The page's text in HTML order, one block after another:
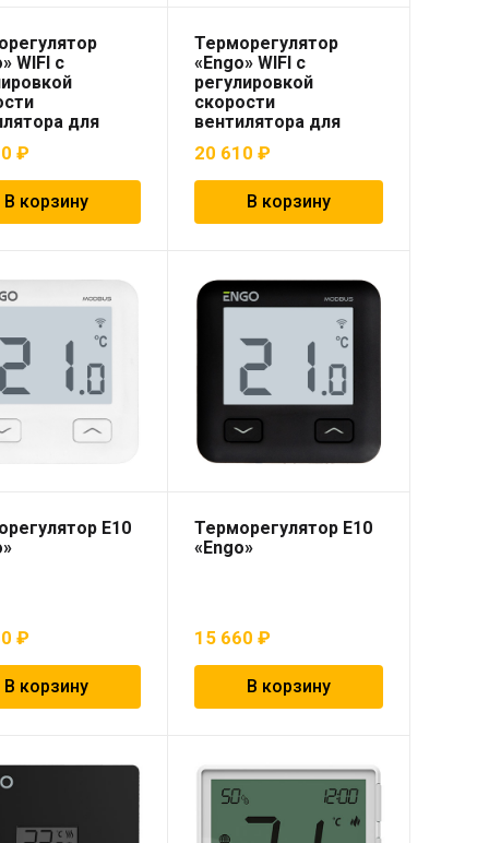
WIFI с
для
с
24 В,
₽
В корзину
Терморегулятор
«Engo» WIFI с
регулировкой
скорости
вентилятора для
внутрипольных
конвекторов
проводной,
программируемый, с
питанием 24 В,
20 610₽
В корзину
E10
₽
В корзину
Терморегулятор E10
«Engo»
15 660₽
В корзину